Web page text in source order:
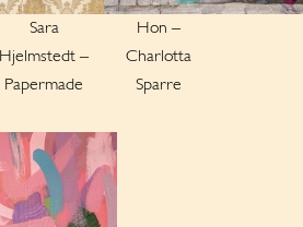
Sara
Hjelmstedt –
Papermade
Hon –
Charlotta
Sparre